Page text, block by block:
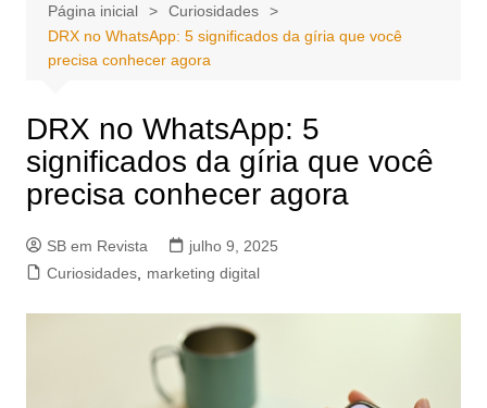
Página inicial
Curiosidades
DRX no WhatsApp: 5 significados da gíria que você
precisa conhecer agora
DRX no WhatsApp: 5
significados da gíria que você
precisa conhecer agora
SB em Revista
julho 9, 2025
Curiosidades, marketing digital